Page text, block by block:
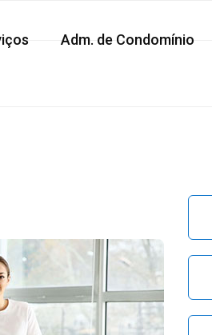
Adm. de Condomínio